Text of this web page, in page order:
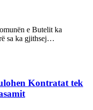
e Butelit ka
sa ka gjithsej…
Kontratat tek